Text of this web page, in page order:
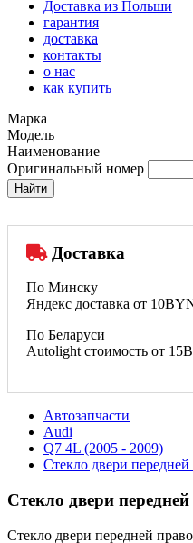
Доставка из Польши
гарантия
доставка
контакты
о нас
как купить
Марка
Модель
Наименование
Оригинальный номер
Найти
Доставка
По Минску
Яндекс доставка от
По Беларуси
Autolight стоимость от
Автозапчасти
Audi
Q7 4L (2005 - 2009)
Стекло двери передней
Стекло двери
Стекло двери передней